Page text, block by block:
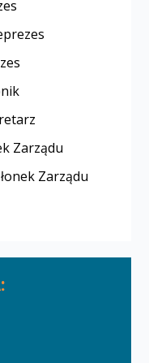
Zarządu
Zarządu